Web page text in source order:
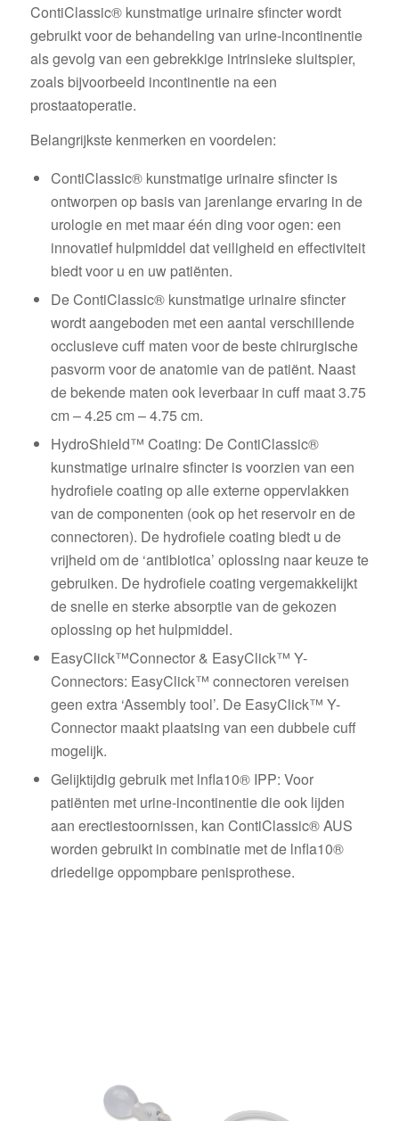
ContiClassic® kunstmatige urinaire sfincter wordt
gebruikt voor de behandeling van urine-incontinentie
als gevolg van een gebrekkige intrinsieke sluitspier,
zoals bijvoorbeeld incontinentie na een
prostaatoperatie.
Belangrijkste kenmerken en voordelen:
ContiClassic® kunstmatige urinaire sfincter is
ontworpen op basis van jarenlange ervaring in de
urologie en met maar één ding voor ogen: een
innovatief hulpmiddel dat veiligheid en effectiviteit
biedt voor u en uw patiënten.
De ContiClassic® kunstmatige urinaire sfincter
wordt aangeboden met een aantal verschillende
occlusieve cuff maten voor de beste chirurgische
pasvorm voor de anatomie van de patiënt. Naast
de bekende maten ook leverbaar in cuff maat 3.75
cm – 4.25 cm – 4.75 cm.
HydroShield™ Coating: De ContiClassic®
kunstmatige urinaire sfincter is voorzien van een
hydrofiele coating op alle externe oppervlakken
van de componenten (ook op het reservoir en de
connectoren). De hydrofiele coating biedt u de
vrijheid om de ‘antibiotica’ oplossing naar keuze te
gebruiken. De hydrofiele coating vergemakkelijkt
de snelle en sterke absorptie van de gekozen
oplossing op het hulpmiddel.
EasyClick™Connector & EasyClick™ Y-
Connectors: EasyClick™ connectoren vereisen
geen extra ‘Assembly tool’. De EasyClick™ Y-
Connector maakt plaatsing van een dubbele cuff
mogelijk.
Gelijktijdig gebruik met lnfla10® IPP: Voor
patiënten met urine-incontinentie die ook lijden
aan erectiestoornissen, kan ContiClassic® AUS
worden gebruikt in combinatie met de lnfla10®
driedelige oppompbare penisprothese.